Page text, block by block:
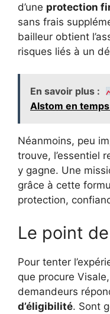
d’une protection
sans frais
bailleur obtient
risques liés à un
En savoir plus :
Alstom en
Néanmoins, peu
trouve, l’essentiel
y gagne. Une
grâce à cette
protection,
Le point
Pour tenter
que procure
demandeurs
d’éligibilité. Sont